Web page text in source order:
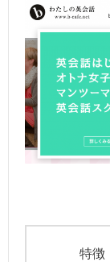
特徴